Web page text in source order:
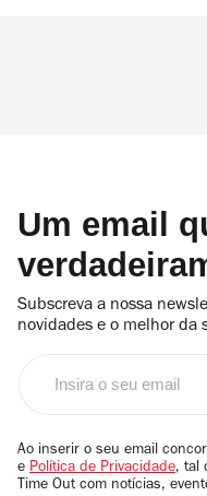
Um email
Subscreva a nossa
novidades e o melhor da
email
Ao inserir o seu email
e Política de Privacidade, tal
Time Out com notícias,